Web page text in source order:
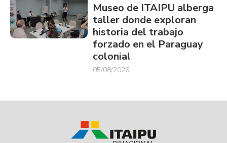
Museo de ITAIPU alberga
taller donde exploran
historia del trabajo
forzado en el Paraguay
colonial
05/08/2026